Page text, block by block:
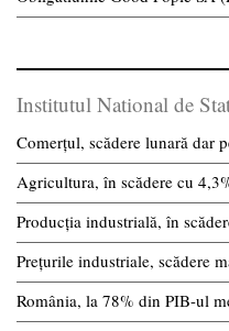
Institutul National de
Comerțul, scădere lunară dar
Agricultura, în scădere cu
Producția industrială, în
Prețurile industriale, scădere
România, la 78% din PIB-ul